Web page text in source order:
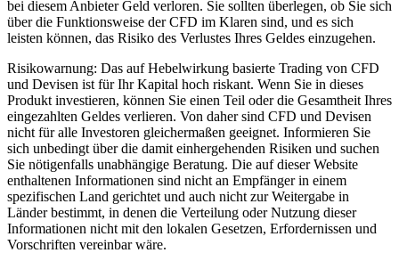
bei diesem Anbieter Geld verloren. Sie sollten überlegen, ob Sie sich
über die Funktionsweise der CFD im Klaren sind, und es sich
leisten können, das Risiko des Verlustes Ihres Geldes einzugehen.
Risikowarnung: Das auf Hebelwirkung basierte Trading von CFD
und Devisen ist für Ihr Kapital hoch riskant. Wenn Sie in dieses
Produkt investieren, können Sie einen Teil oder die Gesamtheit Ihres
eingezahlten Geldes verlieren. Von daher sind CFD und Devisen
nicht für alle Investoren gleichermaßen geeignet. Informieren Sie
sich unbedingt über die damit einhergehenden Risiken und suchen
Sie nötigenfalls unabhängige Beratung. Die auf dieser Website
enthaltenen Informationen sind nicht an Empfänger in einem
spezifischen Land gerichtet und auch nicht zur Weitergabe in
Länder bestimmt, in denen die Verteilung oder Nutzung dieser
Informationen nicht mit den lokalen Gesetzen, Erfordernissen und
Vorschriften vereinbar wäre.